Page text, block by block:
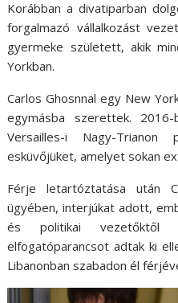
Korábban a divatiparban
forgalmazó vállalkozást
gyermeke született, akik
Yorkban.
Carlos Ghosnnal egy New
egymásba szerettek.
Versailles-i Nagy-Trianon
esküvőjüket, amelyet sokan
Férje letartóztatása után
ügyében, interjúkat adott,
és politikai vezetőktől
elfogatóparancsot adtak ki
Libanonban szabadon él